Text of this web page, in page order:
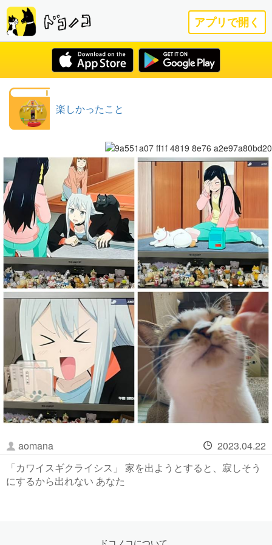
アプリで開く
楽しかったこと
aomana
2023.04.22
「カワイスギクライシス」 家を出ようとすると、寂しそう
にするから出れない あなた